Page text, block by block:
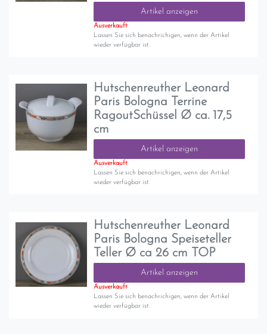
Artikel anzeigen
Ausverkauft
Lassen Sie sich benachrichigen, wenn der Artikel
wieder verfügbar ist.
Hutschenreuther Leonard
Paris Bologna Terrine
RagoutSchüssel Ø ca. 17,5
cm
Artikel anzeigen
Ausverkauft
Lassen Sie sich benachrichigen, wenn der Artikel
wieder verfügbar ist.
Hutschenreuther Leonard
Paris Bologna Speiseteller
Teller Ø ca 26 cm TOP
Artikel anzeigen
Ausverkauft
Lassen Sie sich benachrichigen, wenn der Artikel
wieder verfügbar ist.